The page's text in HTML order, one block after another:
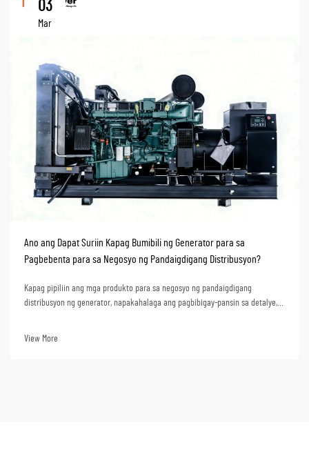
03
Mar
Ano ang Dapat Suriin Kapag Bumibili ng Generator para sa
Pagbebenta para sa Negosyo ng Pandaigdigang Distribusyon?
Kapag pipiliin ang mga produkto para sa negosyo ng pandaigdigang
distribusyon ng generator, napakahalaga ang pagbibigay-pansin sa detalye,
View More